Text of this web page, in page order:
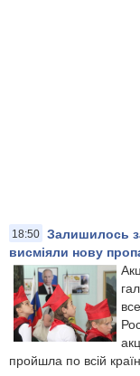
18:50 Залишилось
висміяли нову
пройшла по всій